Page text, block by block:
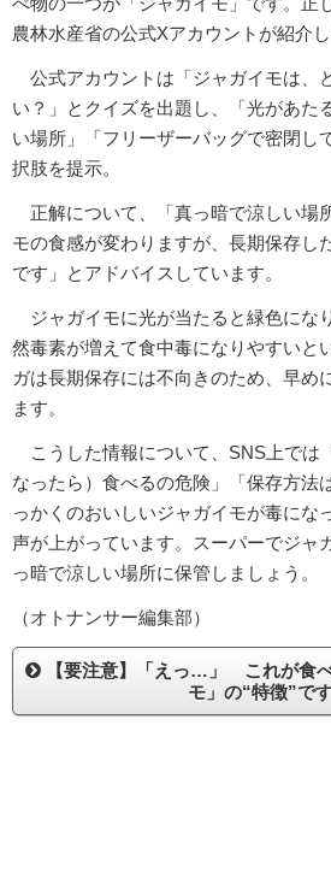
農林水産省の公式Xアカウントが紹介し
公式アカウントは「ジャガイモは、
い？」とクイズを出題し、「光があた
い場所」「フリーザーバッグで密閉し
択肢を提示。
正解について、「真っ暗で涼しい場
モの食感が変わりますが、長期保存し
です」とアドバイスしています。
ジャガイモに光が当たると緑色にな
然毒素が増えて食中毒になりやすいと
ガは長期保存には不向きのため、早め
ます。
こうした情報について、SNS上では
なったら）食べるの危険」「保存方法
っかくのおいしいジャガイモが毒にな
声が上がっています。スーパーでジャ
っ暗で涼しい場所に保管しましょう。
（オトナンサー編集部）
【要注意】「えっ…」 これが食べ
モ」の“特徴”です